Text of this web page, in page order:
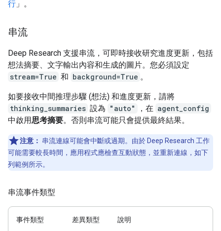
行 」。
串流
Deep Research 支援串流，可即時接收研究進度更新，包括
想法摘要、文字輸出內容和生成的圖片。您必須設定
stream=True 和 background=True 。
如要接收中間推理步驟 (想法) 和進度更新，請將
thinking_summaries 設為 "auto" ，在 agent_config
中啟用思考摘要。否則串流可能只會提供最終結果。
注意： 串流連線可能會中斷或過期。由於 Deep Research 工作
可能需要較長時間，應用程式應檢查互動狀態，並重新連線，如下
列範例所示。
串流事件類型
事件類型 差異類型 說明